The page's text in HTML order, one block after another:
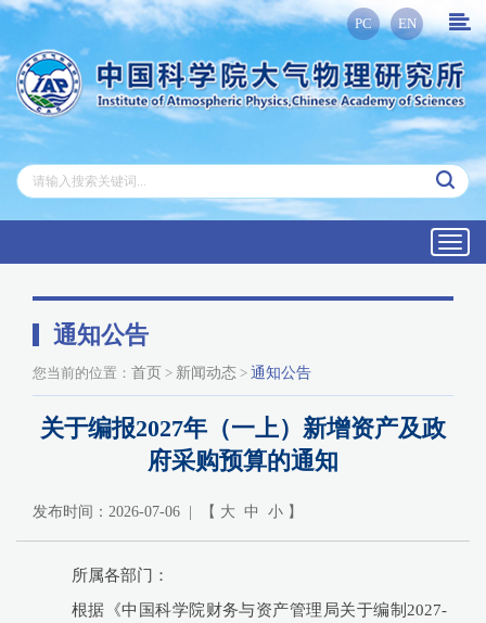
PC EN
通知公告
您当前的位置： 首页 > 新闻动态 > 通知公告
关于编报2027年（一上）新增资产及政
府采购预算的通知
发布时间：2026-07-06 | 【 大 中 小 】
所属各部门：
根据《中国科学院财务与资产管理局关于编制2027-